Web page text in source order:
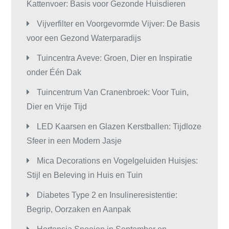
Kattenvoer: Basis voor Gezonde Huisdieren
Vijverfilter en Voorgevormde Vijver: De Basis
voor een Gezond Waterparadijs
Tuincentra Aveve: Groen, Dier en Inspiratie
onder Één Dak
Tuincentrum Van Cranenbroek: Voor Tuin,
Dier en Vrije Tijd
LED Kaarsen en Glazen Kerstballen: Tijdloze
Sfeer in een Modern Jasje
Mica Decorations en Vogelgeluiden Huisjes:
Stijl en Beleving in Huis en Tuin
Diabetes Type 2 en Insulineresistentie:
Begrip, Oorzaken en Aanpak